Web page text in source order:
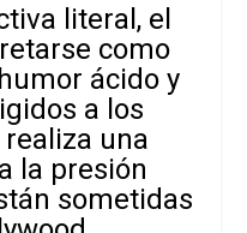
literal, el
como
ácido y
a los
una
la presión
sometidas